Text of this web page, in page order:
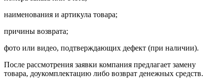
наименования и артикула товара;
причины возврата;
фото или видео, подтверждающих дефект (при наличии).
После рассмотрения заявки компания предлагает замену
товара, доукомплектацию либо возврат денежных средств.